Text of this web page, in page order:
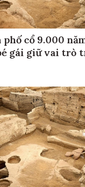
phố cổ 9.000
gái giữ vai trò